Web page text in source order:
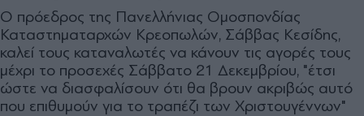
Ο πρόεδρος της Πανελλήνιας Ομοσπονδίας
Καταστηματαρχών Κρεοπωλών, Σάββας Κεσίδης,
καλεί τους καταναλωτές να κάνουν τις αγορές τους
μέχρι το προσεχές Σάββατο 21 Δεκεμβρίου, "έτσι
ώστε να διασφαλίσουν ότι θα βρουν ακριβώς αυτό
που επιθυμούν για το τραπέζι των Χριστουγέννων"